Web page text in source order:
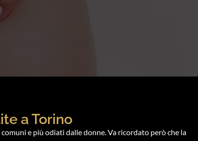
a Torino
e più odiati dalle donne. Va ricordato però che la